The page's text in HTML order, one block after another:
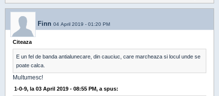
Finn 04 April 2019 - 01:20 PM
Citeaza
E un fel de banda antialunecare, din cauciuc, care marcheaza si locul unde se
poate calca.
Multumesc!
1-0-9, la 03 April 2019 - 08:55 PM, a spus: